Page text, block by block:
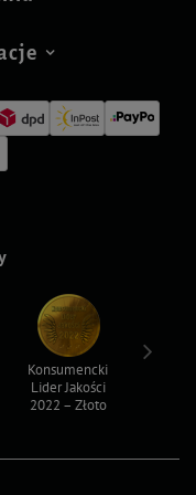
Konsumencki
Lider Jakości
2022 – Złoto